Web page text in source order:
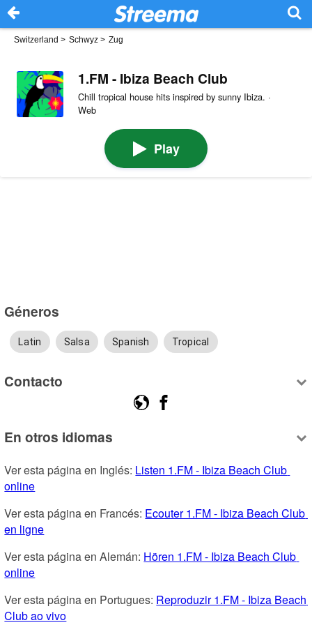
Switzerland > Schwyz > Zug
1.FM - Ibiza Beach Club
Chill tropical house hits inspired by sunny Ibiza. ·
Web
Play
Géneros
Latin Salsa Spanish Tropical
Contacto
En otros idiomas
Ver esta página en Inglés: Listen 1.FM - Ibiza Beach Club
online
Ver esta página en Francés: Ecouter 1.FM - Ibiza Beach Club
en ligne
Ver esta página en Alemán: Hören 1.FM - Ibiza Beach Club
online
Ver esta página en Portugues: Reproduzir 1.FM - Ibiza Beach
Club ao vivo